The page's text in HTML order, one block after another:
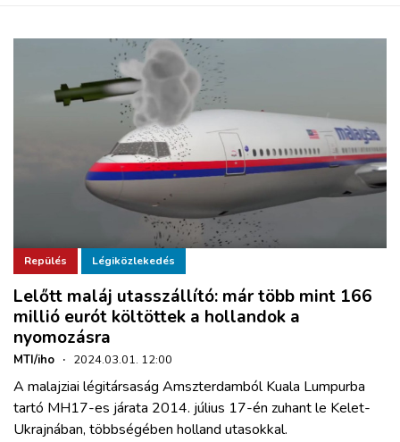
BELÉPÉS
REGISZTRÁCIÓ
Repülés Légiközlekedés
Lelőtt maláj utasszállító: már több mint 166
millió eurót költöttek a hollandok a
nyomozásra
MTI/iho · 2024.03.01. 12:00
A malajziai légitársaság Amszterdamból Kuala Lumpurba
tartó MH17-es járata 2014. július 17-én zuhant le Kelet-
Ukrajnában, többségében holland utasokkal.